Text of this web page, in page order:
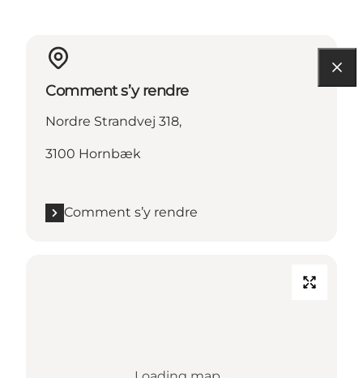
Comment s’y rendre
Nordre Strandvej 318,
3100 Hornbæk
Comment s’y rendre